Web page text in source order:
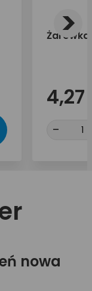
Żarówka
4,27
-
>
nowa